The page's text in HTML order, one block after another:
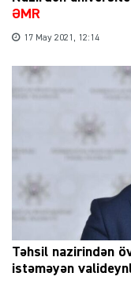
ƏMR
17 May 2021, 12:14
Təhsil nazirindən
istəməyən